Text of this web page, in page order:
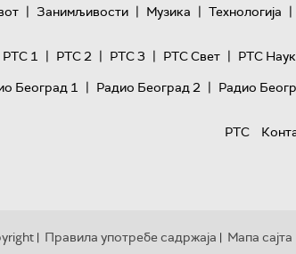
| Занимљивости | Музика | Технологијa |
РТС 1 | РТС 2 | РТС 3 | РТС Свет | РТС
Београд 1 | Радио Београд 2 | Радио
РТС
| Правила употребе садржаја | Мапа сајта